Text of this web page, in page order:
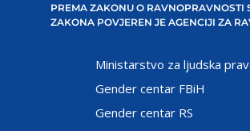
PREMA ZAKONU O
ZAKONA POVJEREN JE AGENCIJI ZA
Ministarstvo za ljudska
Gender centar FBiH
Gender centar RS